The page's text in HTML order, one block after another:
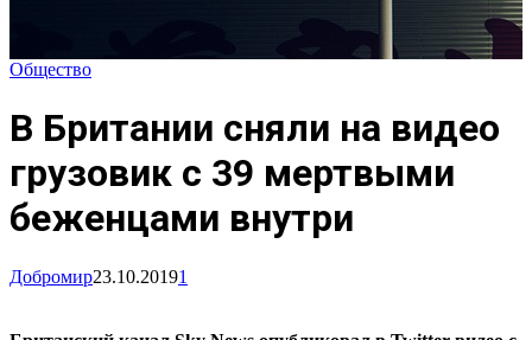
Общество
В Британии сняли на видео
грузовик с 39 мертвыми
беженцами внутри
Добромир23.10.20191